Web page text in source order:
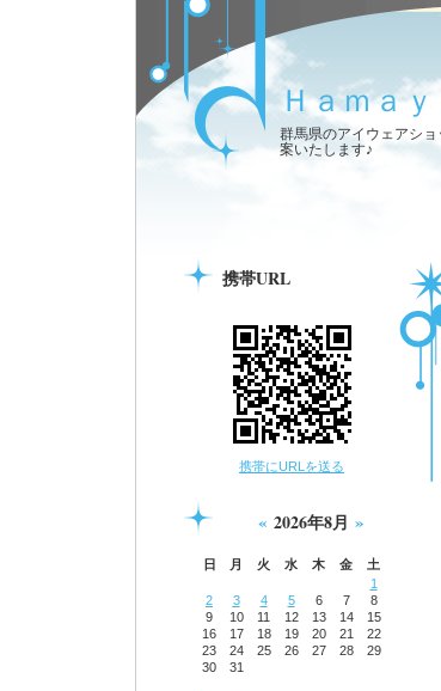
Ｈａｍａ
群馬県のアイウェアシ
案いたします♪
携帯URL
携帯にURLを送る
« 2026年8月 »
日 月 火 水 木 金
土
1
2
3 4 5 6 7
8
9
10 11 12 13 14
15
16
17 18 19 20 21
22
23
24 25 26 27 28
29
30
31